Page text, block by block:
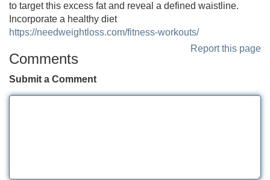
to target this excess fat and reveal a defined waistline.
Incorporate a healthy diet
https://needweightloss.com/fitness-workouts/
Report this page
Comments
Submit a Comment